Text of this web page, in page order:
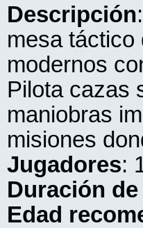
Descripción
mesa táctico
modernos
Pilota cazas
maniobras
misiones
Jugadores:
Duración
Edad